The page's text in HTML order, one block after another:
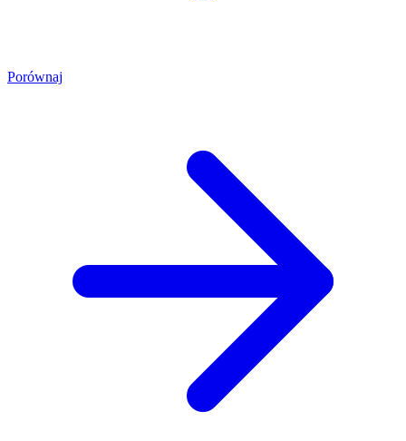
Porównaj